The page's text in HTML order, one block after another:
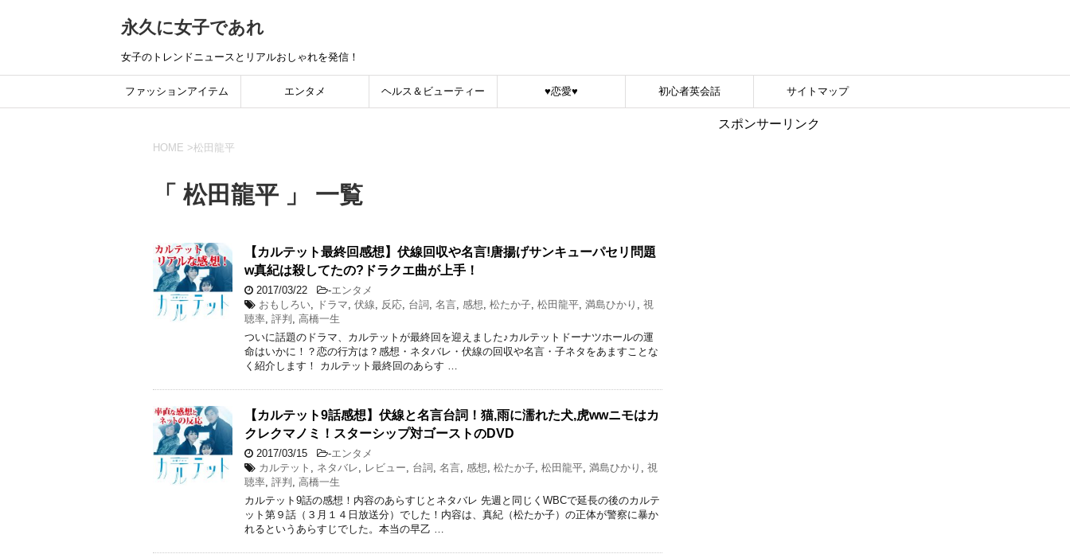
永久に女子であれ
女子のトレンドニュースとリアルおしゃれを発信！
ファッションアイテム エンタメ ヘルス＆ビューティー ♥恋愛♥ 初心者英会話 サイトマップ
HOME >松田龍平
「 松田龍平 」 一覧
【カルテット最終回感想】伏線回収や名言!唐揚げサンキューパセリ問題
w真紀は殺してたの?ドラクエ曲が上手！
2017/03/22 -エンタメ
おもしろい, ドラマ, 伏線, 反応, 台詞 , 名言, 感想, 松たか子, 松田龍平, 満島ひかり , 視
聴率, 評判 , 高橋一生
ついに話題のドラマ、カルテットが最終回を迎えました♪カルテットドーナツホールの運
命はいかに！？恋の行方は？感想・ネタバレ・伏線の回収や名言・子ネタをあますことな
く紹介します！ カルテット最終回のあらす …
【カルテット9話感想】伏線と名言台詞！猫,雨に濡れた犬,虎wwニモはカ
クレクマノミ！スターシップ対ゴーストのDVD
2017/03/15 -エンタメ
カルテット , ネタバレ, レビュー, 台詞 , 名言, 感想, 松たか子, 松田龍平, 満島ひかり , 視
聴率, 評判 , 高橋一生
カルテット9話の感想！内容のあらすじとネタバレ 先週と同じくWBCで延長の後のカルテ
ット第９話（３月１４日放送分）でした！内容は、真紀（松たか子）の正体が警察に暴か
れるというあらすじでした。本当の早乙 …
スポンサーリンク